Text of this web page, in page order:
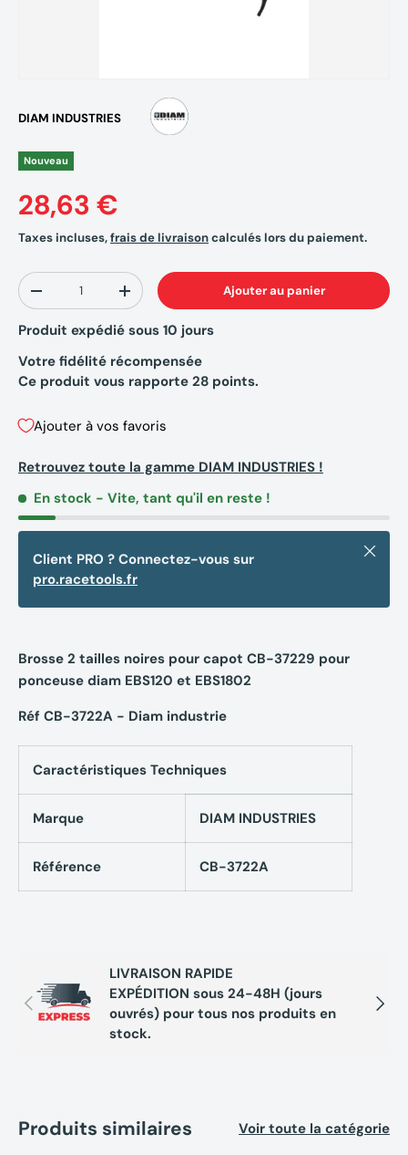
DIAM INDUSTRIES
Nouveau
28,63 €
Taxes incluses,frais de livraisoncalculés lors du paiement.
Qté
-
+ Ajouter au panier
Produit expédié sous 10 jours
Votre fidélité récompensée
Ce produit vous rapporte 28 points.
Ajouter à vos favoris
Retrouvez toute la gamme DIAM INDUSTRIES !
En stock - Vite, tant qu'il en reste !
Client PRO ? Connectez-vous sur
pro.racetools.fr
Fermer
Brosse 2 tailles noires pour capot CB-37229 pour
ponceuse diam EBS120 et EBS1802
Réf CB-3722A - Diam industrie
Caractéristiques Techniques
Marque DIAM INDUSTRIES
Référence CB-3722A
Précédent
LIVRAISON RAPIDE
EXPÉDITION sous 24-48H (jours
ouvrés) pour tous nos produits en
stock.
Produits similaires Voir toute la catégorie